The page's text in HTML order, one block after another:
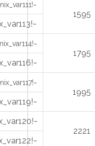
1595
1795
1995
2221